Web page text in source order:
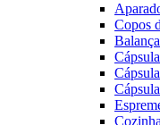
Copos
Cozinha